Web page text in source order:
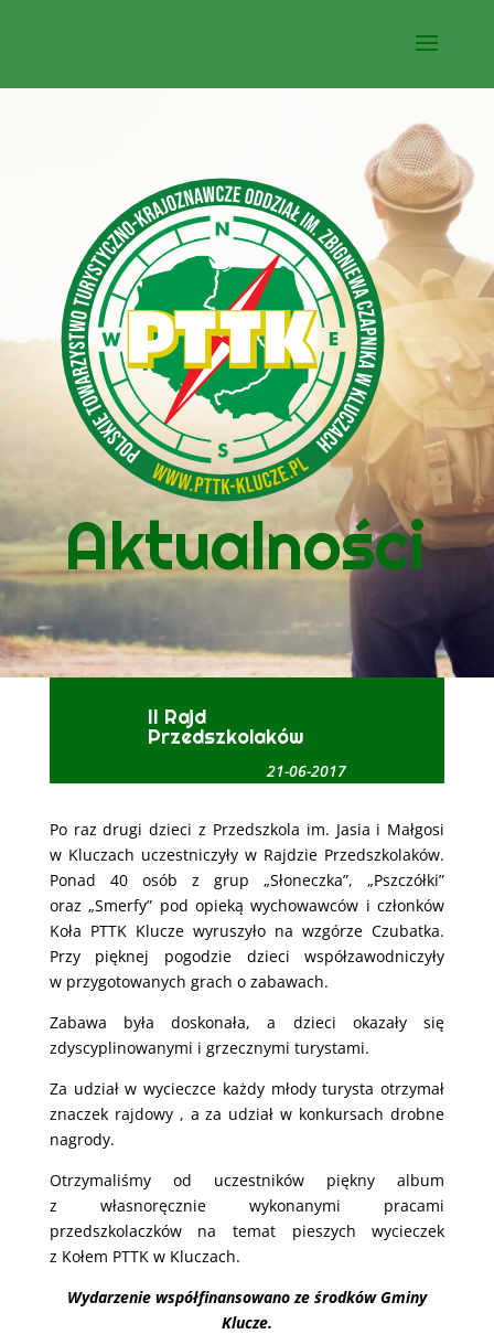
Aktualności
II Rajd
Przedszkolaków
21-06-2017
Po raz drugi dzieci z Przedszkola im. Jasia i Małgosi
w Kluczach uczestniczyły w Rajdzie Przedszkolaków.
Ponad 40 osób z grup „Słoneczka”, „Pszczółki”
oraz „Smerfy” pod opieką wychowawców i członków
Koła PTTK Klucze wyruszyło na wzgórze Czubatka.
Przy pięknej pogodzie dzieci współzawodniczyły
w przygotowanych grach o zabawach.
Zabawa była doskonała, a dzieci okazały się
zdyscyplinowanymi i grzecznymi turystami.
Za udział w wycieczce każdy młody turysta otrzymał
znaczek rajdowy , a za udział w konkursach drobne
nagrody.
Otrzymaliśmy od uczestników piękny album
z własnoręcznie wykonanymi pracami
przedszkolaczków na temat pieszych wycieczek
z Kołem PTTK w Kluczach.
Wydarzenie współfinansowano ze środków Gminy
Klucze.